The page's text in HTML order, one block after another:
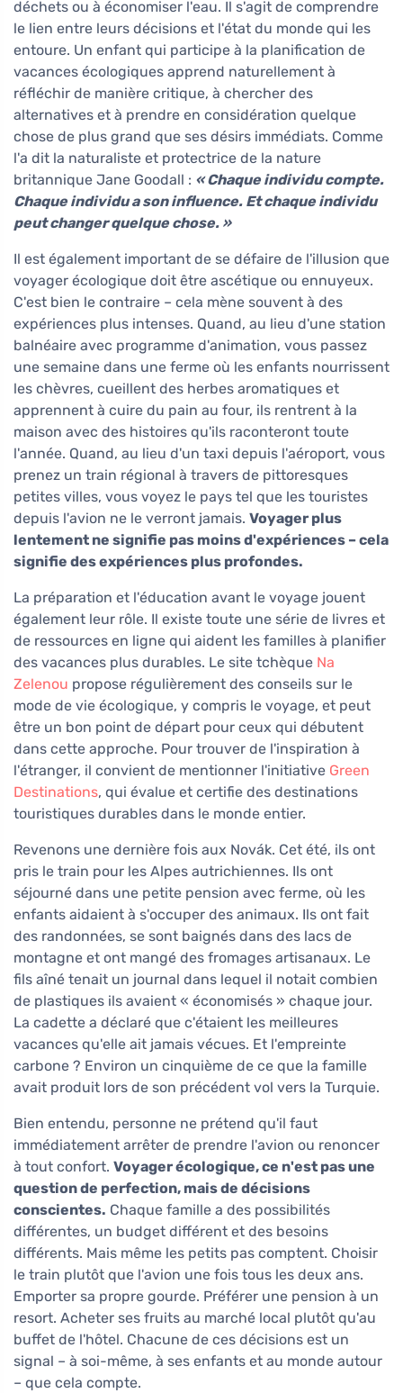
déchets ou à économiser l'eau. Il s'agit de comprendre
le lien entre leurs décisions et l'état du monde qui les
entoure. Un enfant qui participe à la planification de
vacances écologiques apprend naturellement à
réfléchir de manière critique, à chercher des
alternatives et à prendre en considération quelque
chose de plus grand que ses désirs immédiats. Comme
l'a dit la naturaliste et protectrice de la nature
britannique Jane Goodall : « Chaque individu compte.
Chaque individu a son influence. Et chaque individu
peut changer quelque chose. »
Il est également important de se défaire de l'illusion que
voyager écologique doit être ascétique ou ennuyeux.
C'est bien le contraire – cela mène souvent à des
expériences plus intenses. Quand, au lieu d'une station
balnéaire avec programme d'animation, vous passez
une semaine dans une ferme où les enfants nourrissent
les chèvres, cueillent des herbes aromatiques et
apprennent à cuire du pain au four, ils rentrent à la
maison avec des histoires qu'ils raconteront toute
l'année. Quand, au lieu d'un taxi depuis l'aéroport, vous
prenez un train régional à travers de pittoresques
petites villes, vous voyez le pays tel que les touristes
depuis l'avion ne le verront jamais. Voyager plus
lentement ne signifie pas moins d'expériences – cela
signifie des expériences plus profondes.
La préparation et l'éducation avant le voyage jouent
également leur rôle. Il existe toute une série de livres et
de ressources en ligne qui aident les familles à planifier
des vacances plus durables. Le site tchèque Na
Zelenou propose régulièrement des conseils sur le
mode de vie écologique, y compris le voyage, et peut
être un bon point de départ pour ceux qui débutent
dans cette approche. Pour trouver de l'inspiration à
l'étranger, il convient de mentionner l'initiative Green
Destinations, qui évalue et certifie des destinations
touristiques durables dans le monde entier.
Revenons une dernière fois aux Novák. Cet été, ils ont
pris le train pour les Alpes autrichiennes. Ils ont
séjourné dans une petite pension avec ferme, où les
enfants aidaient à s'occuper des animaux. Ils ont fait
des randonnées, se sont baignés dans des lacs de
montagne et ont mangé des fromages artisanaux. Le
fils aîné tenait un journal dans lequel il notait combien
de plastiques ils avaient « économisés » chaque jour.
La cadette a déclaré que c'étaient les meilleures
vacances qu'elle ait jamais vécues. Et l'empreinte
carbone ? Environ un cinquième de ce que la famille
avait produit lors de son précédent vol vers la Turquie.
Bien entendu, personne ne prétend qu'il faut
immédiatement arrêter de prendre l'avion ou renoncer
à tout confort. Voyager écologique, ce n'est pas une
question de perfection, mais de décisions
conscientes. Chaque famille a des possibilités
différentes, un budget différent et des besoins
différents. Mais même les petits pas comptent. Choisir
le train plutôt que l'avion une fois tous les deux ans.
Emporter sa propre gourde. Préférer une pension à un
resort. Acheter ses fruits au marché local plutôt qu'au
buffet de l'hôtel. Chacune de ces décisions est un
signal – à soi-même, à ses enfants et au monde autour
– que cela compte.